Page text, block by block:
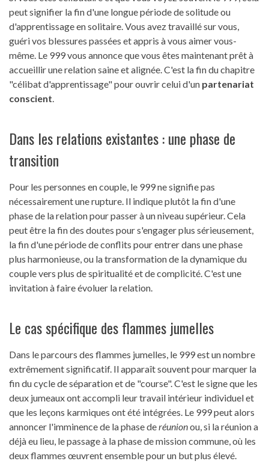
peut signifier la fin d'une longue période de solitude ou
d'apprentissage en solitaire. Vous avez travaillé sur vous,
guéri vos blessures passées et appris à vous aimer vous-
même. Le 999 vous annonce que vous êtes maintenant prêt à
accueillir une relation saine et alignée. C'est la fin du chapitre
"célibat d'apprentissage" pour ouvrir celui d'un partenariat
conscient.
Dans les relations existantes : une phase de
transition
Pour les personnes en couple, le 999 ne signifie pas
nécessairement une rupture. Il indique plutôt la fin d'une
phase de la relation pour passer à un niveau supérieur. Cela
peut être la fin des doutes pour s'engager plus sérieusement,
la fin d'une période de conflits pour entrer dans une phase
plus harmonieuse, ou la transformation de la dynamique du
couple vers plus de spiritualité et de complicité. C'est une
invitation à faire évoluer la relation.
Le cas spécifique des flammes jumelles
Dans le parcours des flammes jumelles, le 999 est un nombre
extrêmement significatif. Il apparaît souvent pour marquer la
fin du cycle de séparation et de "course". C'est le signe que les
deux jumeaux ont accompli leur travail intérieur individuel et
que les leçons karmiques ont été intégrées. Le 999 peut alors
annoncer l'imminence de la phase deréunionou, si la réunion a
déjà eu lieu, le passage à la phase de mission commune, où les
deux flammes œuvrent ensemble pour un but plus élevé.